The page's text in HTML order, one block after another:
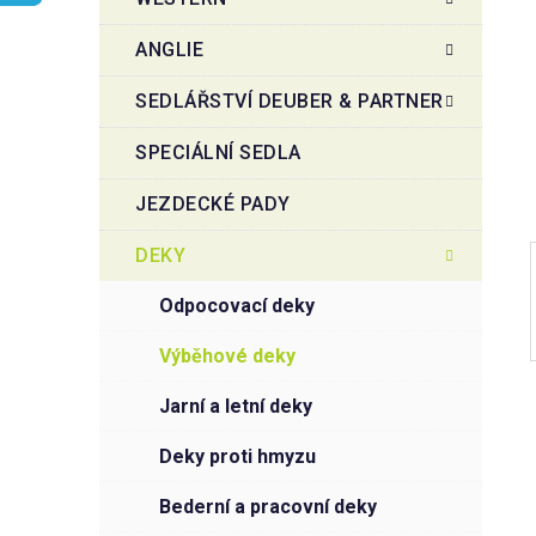
n
í
n
l
ANGLIE
SEDLÁŘSTVÍ DEUBER & PARTNER
SPECIÁLNÍ SEDLA
JEZDECKÉ PADY
DEKY
odpocovací deky
výběhové deky
jarní a letní deky
deky proti hmyzu
bederní a pracovní deky